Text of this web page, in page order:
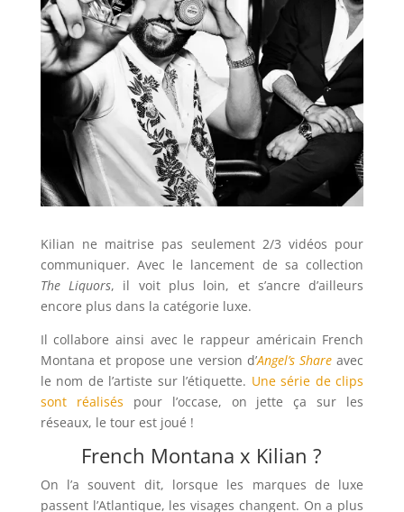
Kilian ne maitrise pas seulement 2/3 vidéos pour
communiquer. Avec le lancement de sa collection
The Liquors, il voit plus loin, et s’ancre d’ailleurs
encore plus dans la catégorie luxe.
Il collabore ainsi avec le rappeur américain French
Montana et propose une version d’Angel’s Share avec
le nom de l’artiste sur l’étiquette. Une série de clips
sont réalisés pour l’occase, on jette ça sur les
réseaux, le tour est joué !
French Montana x Kilian ?
On l’a souvent dit, lorsque les marques de luxe
passent l’Atlantique, les visages changent. On a plus